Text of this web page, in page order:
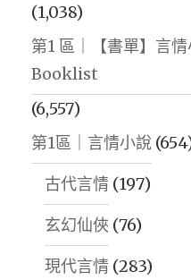
(1,038)
第1 區｜【書單】言
Booklist
(6,557)
第1區｜言情小說
古代言情 (197)
玄幻仙俠 (76)
現代言情 (283)